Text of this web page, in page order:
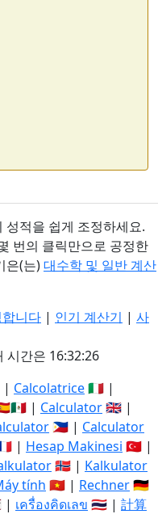
성적을 쉽게 조정하세요.
번의 클릭만으로 공정한
은(는)대수학 및 일반 계산
니다 | 인기 계산기 | 사
시간은 16:32:27
| Calcolatrice🇮🇹 |
| Calculator🇬🇧 |
🇵🇭 | Calculator
| Hesap Makinesi 🇹🇷 |
🇳🇴 | Kalkulator
tính 🇻🇳 | Rechner🇩🇪
| เครื่องคิดเลข 🇹🇭 | 計算